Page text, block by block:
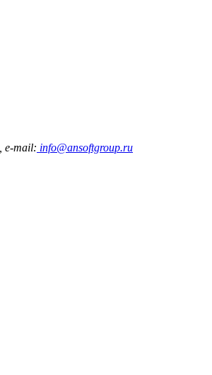
, e-mail: info@ansoftgroup.ru